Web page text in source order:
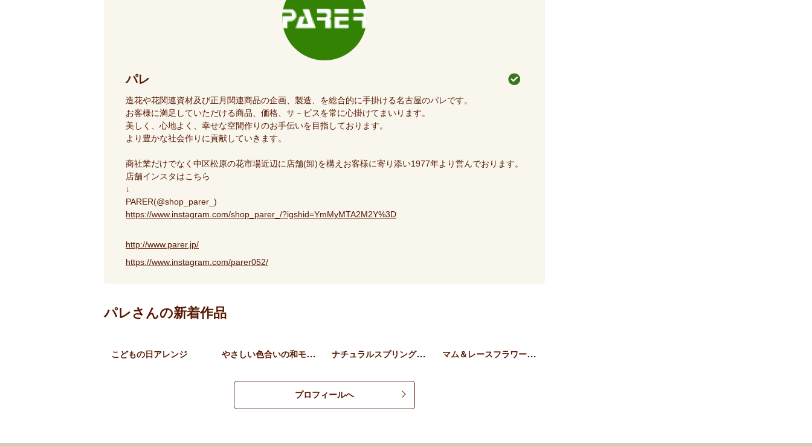
パレ
造花や花関連資材及び正月関連商品の企画、製造、を総合的に手掛ける名古屋のパレです。
お客様に満足していただける商品、価格、サ－ビスを常に心掛けてまいります。
美しく、心地よく、幸せな空間作りのお手伝いを目指しております。
より豊かな社会作りに貢献していきます。
商社業だけでなく中区松原の花市場近辺に店舗(卸)を構えお客様に寄り添い1977年より営んでおります。
店舗インスタはこちら
↓
PARER(@shop_parer_)
https://www.instagram.com/shop_parer_/?igshid=YmMyMTA2M2Y%3D
http://www.parer.jp/
https://www.instagram.com/parer052/
パレさんの新着作品
こどもの日アレンジ やさしい色合いの和モダンア… ナチュラルスプリングリース… マム＆レースフラワーのブー…
プロフィールへ